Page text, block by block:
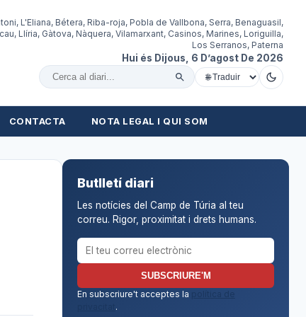
L'Eliana, Bétera, Riba-roja, Pobla de Vallbona, Serra, Benaguasil,
Llíria, Gàtova, Nàquera, Vilamarxant, Casinos, Marines, Loriguilla,
Los Serranos, Paterna
Hui és Dijous, 6 D’agost De 2026
Cercar al diari
CONTACTA NOTA LEGAL I QUI SOM
Butlletí diari
Les notícies del Camp de Túria al teu
correu. Rigor, proximitat i drets humans.
Correu electrònic per al butlletí
SUBSCRIURE'M
En subscriure't acceptes la
política de
.